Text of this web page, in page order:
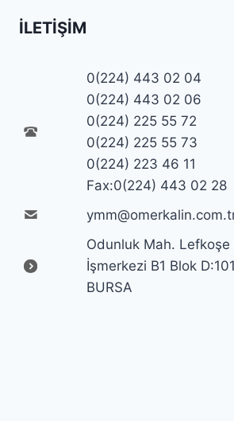
İLETIŞIM
0(224) 443 02 04
0(224) 443 02 06
0(224) 225 55 72
0(224) 225 55 73
0(224) 223 46 11
Fax:0(224) 443 02 28
Odunluk Mah. Lefkoşe
İşmerkezi B1 Blok
BURSA